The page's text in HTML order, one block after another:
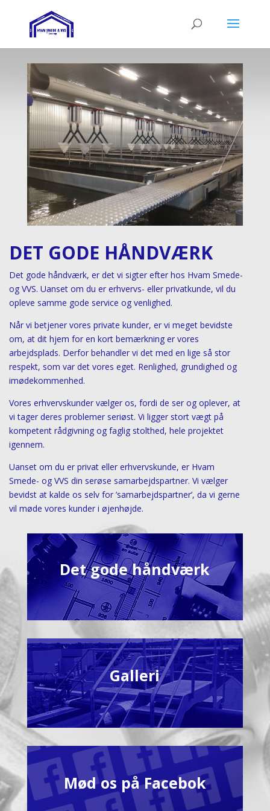
DET GODE HÅNDVÆRK
Det gode håndværk, er det vi sigter efter hos Hvam Smede-
og VVS. Uanset om du er erhvervs- eller privatkunde, vil du
opleve samme gode service og venlighed.
Når vi betjener vores private kunder, er vi meget bevidste
om, at dit hjem for en kort bemærkning er vores
arbejdsplads. Derfor behandler vi det med en lige så stor
respekt, som var det vores eget. Renlighed, grundighed og
imødekommenhed.
Vores erhvervskunder vælger os, fordi de ser og oplever, at
vi tager deres problemer seriøst. Vi ligger stort vægt på
kompetent rådgivning og faglig stolthed, hele projektet
igennem.
Uanset om du er privat eller erhvervskunde, er Hvam
Smede- og VVS din serøse samarbejdspartner. Vi vælger
bevidst at kalde os selv for ’samarbejdspartner’, da vi gerne
vil møde vores kunder i øjenhøjde.
Det gode håndværk
Galleri
Mød os på Facebok